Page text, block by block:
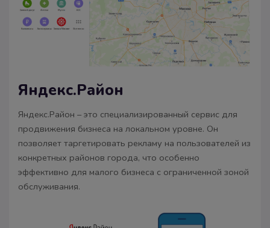
Яндекс.Район
Яндекс.Район – это специализированный сервис для
продвижения бизнеса на локальном уровне. Он
позволяет таргетировать рекламу на пользователей из
конкретных районов города, что особенно
эффективно для малого бизнеса с ограниченной зоной
обслуживания.